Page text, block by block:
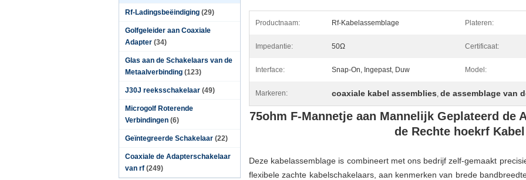
Rf-Ladingsbeëindiging (29)
Golfgeleider aan Coaxiale
Adapter (34)
Glas aan de Schakelaars van de
Metaalverbinding (123)
J30J reeksschakelaar (49)
Microgolf Roterende
Verbindingen (6)
Geïntegreerde Schakelaar (22)
Coaxiale de Adapterschakelaar
van rf (249)
Productnaam: Rf-Kabelassemblage Plateren:
Impedantie: 50Ω Certificaat:
Interface: Snap-On, Ingepast, Duw Model:
Markeren: coaxiale kabel assemblies, de assemblage van
75ohm F-Mannetje aan Mannelijk Geplateerd de
de Rechte hoekrf Kabel
Deze kabelassemblage is combineert met ons bedrijf zelf-gemaakt
flexibele zachte kabelschakelaars, aan kenmerken van brede